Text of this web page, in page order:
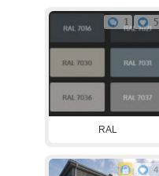
1 5
RAL
4